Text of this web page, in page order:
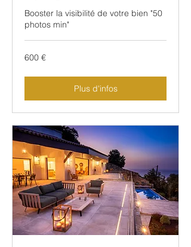
Booster la visibilité de votre bien "50
photos min"
600
euros
600 €
Plus d'infos